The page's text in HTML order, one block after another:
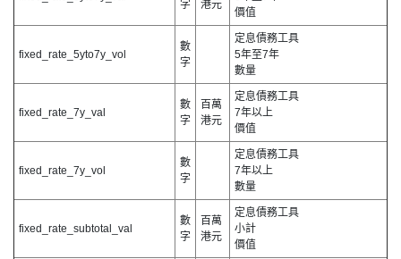
字
港元
價值
fixed_rate_5yto7y_vol
數
字
定息債務工具
5年至7年
數量
fixed_rate_7y_val
數
字
百萬
港元
定息債務工具
7年以上
價值
fixed_rate_7y_vol
數
字
定息債務工具
7年以上
數量
fixed_rate_subtotal_val
數
字
百萬
港元
定息債務工具
小計
價值